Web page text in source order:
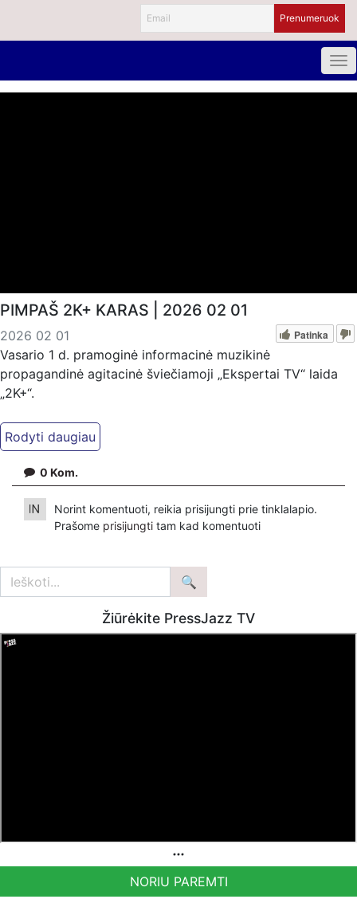
PIMPAŠ 2K+ KARAS | 2026 02 01
2026 02 01 Patinka
Vasario 1 d. pramoginė informacinė muzikinė
propagandinė agitacinė šviečiamoji „Ekspertai TV“ laida
„2K+“.
Kiti mūsų kanalai:
Ekspertai.eu Telegram'e – https://t.me/ekspertaiTelegram
https://www.ekspertai.eu
Mūsų veikla galima tik dėka skaitytojų ir žiūrovų, mus
VšĮ „Ekspertai.eu“ per PayPal paspaudę šią nuorodą –
https://www.paypal.com/paypalme/Ekspertaieu?
0 Kom.
Norint komentuoti, reikia prisijungti prie tinklalapio.
Prašome prisijungti tam kad komentuoti
Žiūrėkite PressJazz TV
NORIU PAREMTI